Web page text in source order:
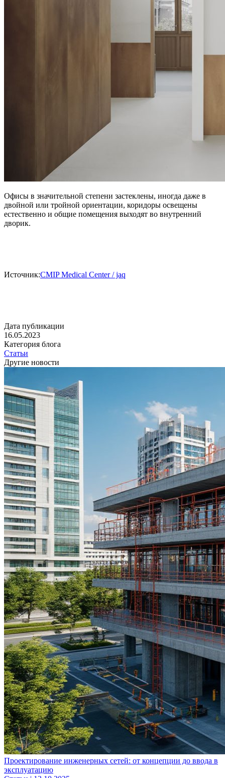
Офисы в значительной степени застеклены, иногда даже в
двойной или тройной ориентации, коридоры освещены
естественно и общие помещения выходят во внутренний
дворик.
Источник:CMIP Medical Center / jaq
Дата публикации
16.05.2023
Категория блога
Статьи
Другие новости
Проектирование инженерных сетей: от концепции до ввода в
эксплуатацию